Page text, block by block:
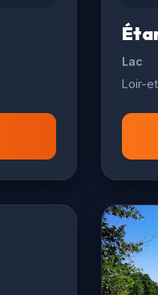
Lac
Loir-